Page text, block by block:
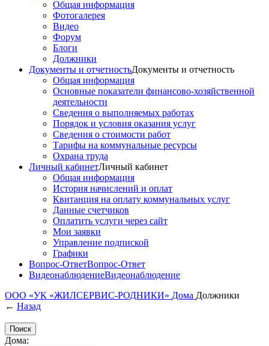
Общая информация
Фотогалерея
Видео
Форум
Блоги
Должники
Документы и отчетностьДокументы и отчетность
Общая информация
Основные показатели финансово-хозяйственной
деятельности
Сведения о выполняемых работах
Порядок и условия оказания услуг
Сведения о стоимости работ
Тарифы на коммунальные ресурсы
Охрана труда
Личный кабинетЛичный кабинет
Общая информация
История начислений и оплат
Квитанция на оплату коммунальных услуг
Данные счетчиков
Оплатить услуги через сайт
Мои заявки
Управление подпиской
Графики
Вопрос-ОтветВопрос-Ответ
ВидеонаблюдениеВидеонаблюдение
ООО «УК «ЖИЛСЕРВИС-РОДНИКИ» Дома Должники
← Назад
Дома: